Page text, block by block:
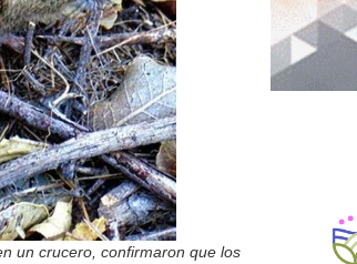
un crucero, confirmaron que los